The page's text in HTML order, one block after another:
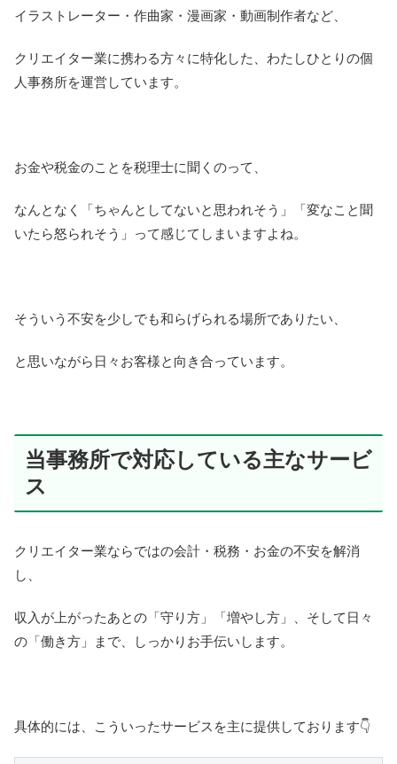
イラストレーター・作曲家・漫画家・動画制作者など、
クリエイター業に携わる方々に特化した、わたしひとりの個
人事務所を運営しています。
お金や税金のことを税理士に聞くのって、
なんとなく「ちゃんとしてないと思われそう」「変なこと聞
いたら怒られそう」って感じてしまいますよね。
そういう不安を少しでも和らげられる場所でありたい、
と思いながら日々お客様と向き合っています。
当事務所で対応している主なサービ
ス
クリエイター業ならではの会計・税務・お金の不安を解消
し、
収入が上がったあとの「守り方」「増やし方」、 そして日々
の「働き方」まで、しっかりお手伝いします。
具体的には、こういったサービスを主に提供しております👇